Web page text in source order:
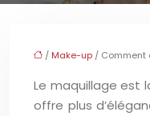
/ Make-up / Comment
Le maquillage est
offre plus